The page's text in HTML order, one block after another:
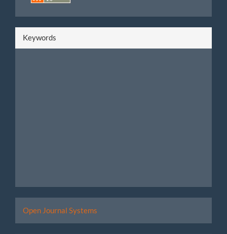
Keywords
Developed
By
Open Journal Systems